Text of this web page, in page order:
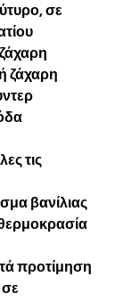
σε
ζάχαρη
τις
βανίλιας
προτίμηση
σε